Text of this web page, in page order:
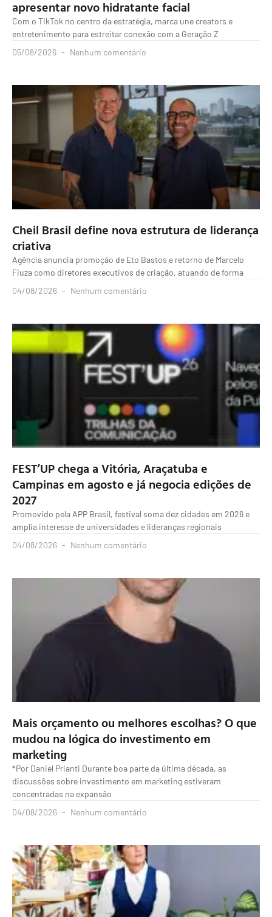
apresentar novo hidratante facial
Com o TikTok no centro da estratégia, marca une creators e
entretenimento para estreitar conexão com a Geração Z
05/08/2026
Nenhum comentário
Cheil Brasil define nova estrutura de liderança
criativa
Agência anuncia promoção de Eto Bastos e retorno de Marcelo
Fiuza como diretores executivos de criação, atuando de forma
04/08/2026
Nenhum comentário
FEST’UP chega a Vitória, Araçatuba e
Campinas em agosto e já negocia edições de
2027
Promovido pela APP Brasil, festival soma dez cidades em 2026 e
amplia interesse de universidades e lideranças regionais
04/08/2026
Nenhum comentário
Mais orçamento ou melhores escolhas? O que
mudou na lógica do investimento em
marketing
*Por Daniel Prianti Durante boa parte da última década, as
discussões sobre investimento em marketing estiveram
concentradas na expansão
04/08/2026
Nenhum comentário